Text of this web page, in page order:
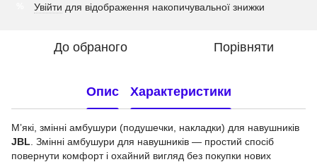
Увійти для відображення накопичувальної знижки
До обраного Порівняти
Опис Характеристики
Мʼякі, змінні амбушури (подушечки, накладки) для навушників
JBL . Змінні амбушури для навушників — простий спосіб
повернути комфорт і охайний вигляд без покупки нових